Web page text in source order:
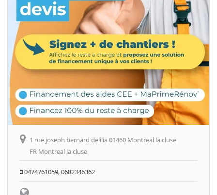
1 rue joseph bernard delilia 01460 Montreal la cluse
FR Montreal la cluse
0474761059, 0682346362